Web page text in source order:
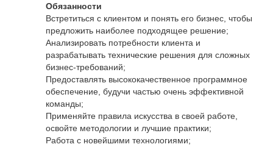
Обязанности
Встретиться с клиентом и понять его бизнес, чтобы
предложить наиболее подходящее решение;
Анализировать потребности клиента и
разрабатывать технические решения для сложных
бизнес-требований;
Предоставлять высококачественное программное
обеспечение, будучи частью очень эффективной
команды;
Применяйте правила искусства в своей работе,
освойте методологии и лучшие практики;
Работа с новейшими технологиями;